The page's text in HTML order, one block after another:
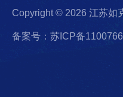
Copyright © 2026 江苏如
备案号：苏ICP备